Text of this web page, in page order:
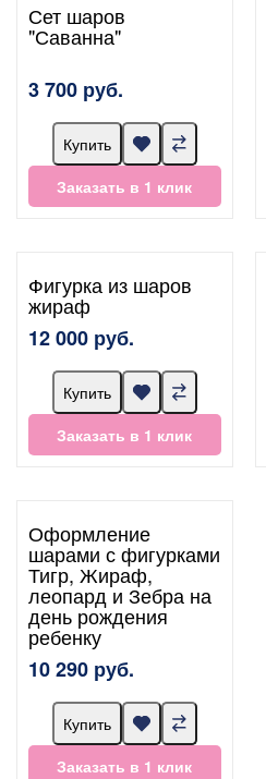
Сет шаров
"Саванна"
3 700 руб.
Купить
Заказать в 1 клик
Фигурка из шаров
жираф
12 000 руб.
Купить
Заказать в 1 клик
Оформление
шарами с фигурками
Тигр, Жираф,
леопард и Зебра на
день рождения
ребенку
10 290 руб.
Купить
Заказать в 1 клик